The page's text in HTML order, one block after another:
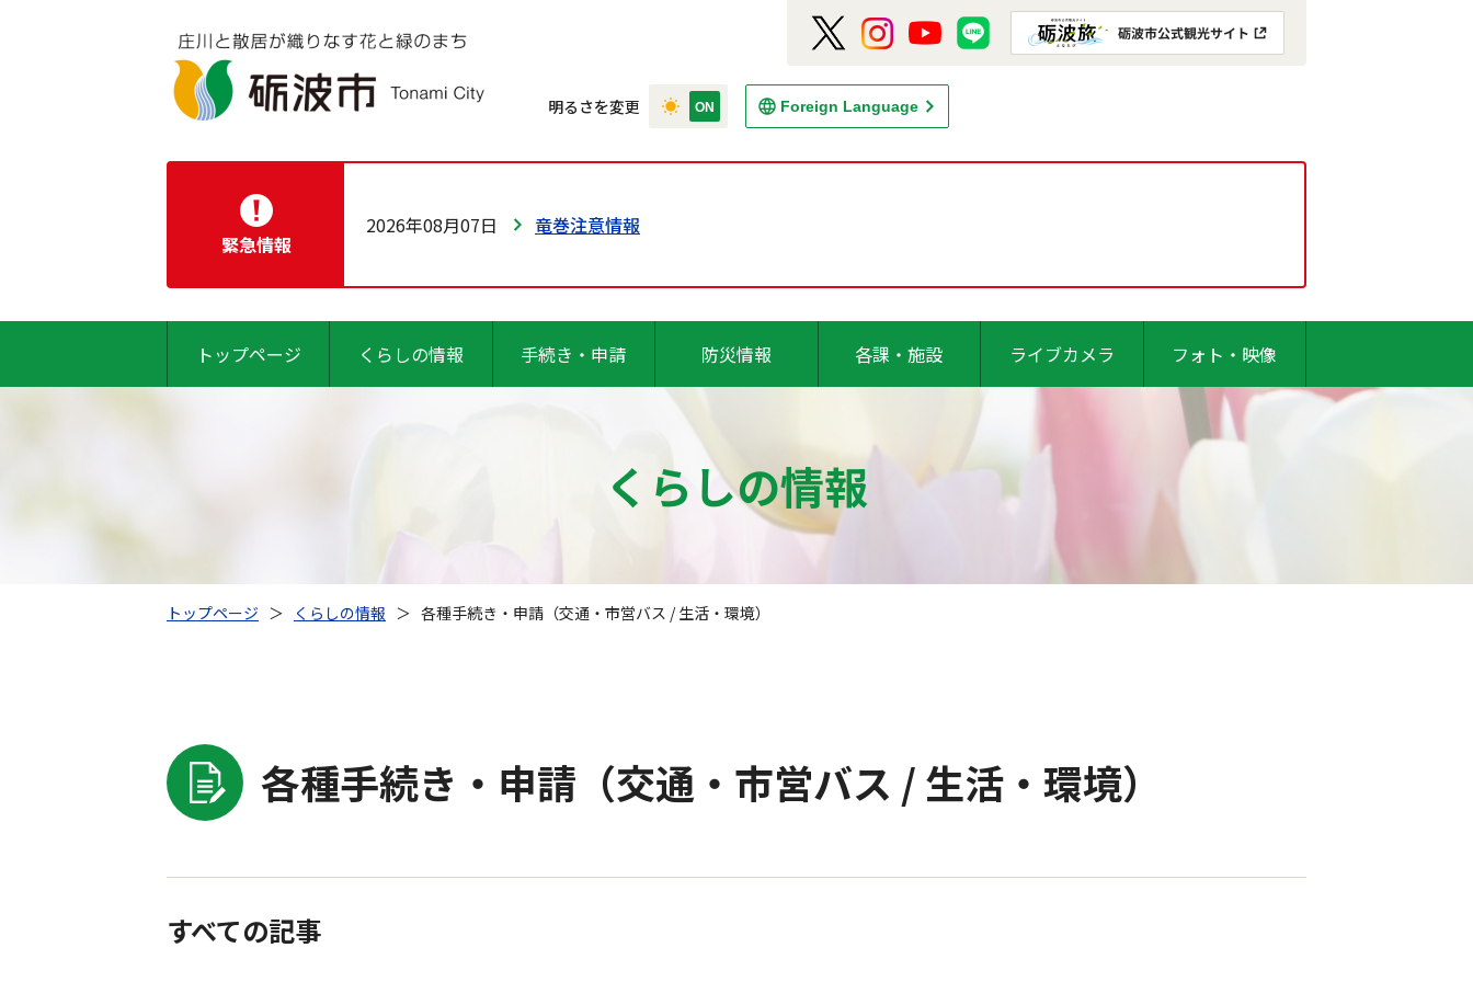
明るさを変更 Foreign Language
緊急情報
2026年08月07日 竜巻注意情報
トップページ くらしの情報 手続き・申請 防災情報 各課・施設 ライブカメラ フォト・映像
くらしの情報
トップページ ＞ くらしの情報 ＞ 各種手続き・申請（交通・市営バス / 生活・環境）
各種手続き・申請（交通・市営バス / 生活・環境）
すべての記事